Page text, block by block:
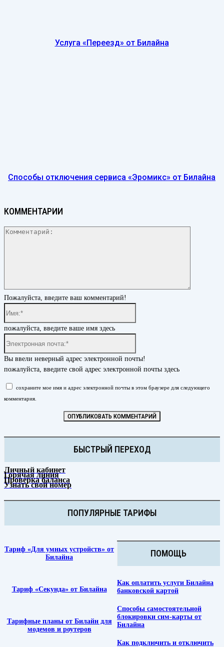
Услуга «Переезд» от Билайна
Способы отключения сервиса «Эромикс» от Билайна
КОММЕНТАРИИ
Пожалуйста, введите ваш комментарий!
пожалуйста, введите ваше имя здесь
Вы ввели неверный адрес электронной почты!
пожалуйста, введите свой адрес электронной почты здесь
сохраните мое имя и адрес электронной почты в этом браузере для следующего
комментария.
БЫСТРЫЙ ПЕРЕХОД
Личный кабинет
Горячая линия
Проверка баланса
Узнать свой номер
ПОПУЛЯРНЫЕ ТАРИФЫ
Тариф «Для умных устройств» от
Билайна
Тариф «Секунда» от Билайна
Тарифные планы от Билайн для
модемов и роутеров
ПОМОЩЬ
Как оплатить услуги Билайна
банковской картой
Способы самостоятельной
блокировки сим-карты от
Билайна
Как подключить и отключить